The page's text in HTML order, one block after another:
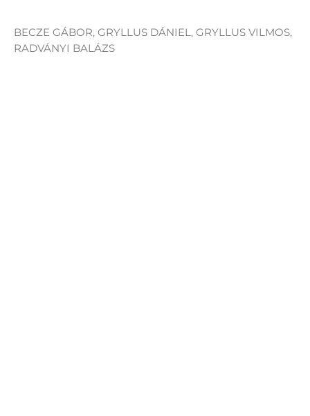
BECZE GÁBOR, GRYLLUS DÁNIEL, GRYLLUS VILMOS,
RADVÁNYI BALÁZS